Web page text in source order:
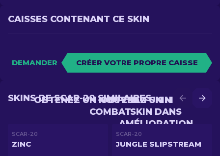
CAISSES CONTENANT CE SKIN
DEMANDER CRÉER VOTRE PROPRE CAISSE
OBTENEZ UN MEILLEUR
SKIN DANS
AMÉLIORATION
OBTENEZ UN NOUVEAU SKIN EN
COMBAT
SKINS DE SCAR-20 SIMILAIRES
SCAR-20
ZINC
SCAR-20
JUNGLE SLIPSTREAM